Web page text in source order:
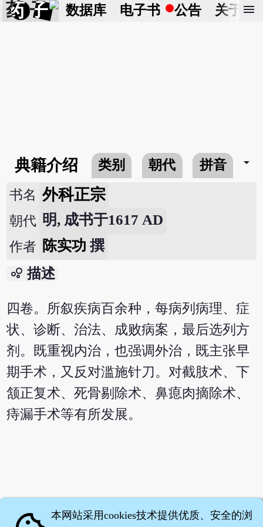
药 子 数据库 电子书 公告 关于 menu
典籍介绍 类别 朝代 拼音 arrow_drop_down
书名 外科正宗
朝代 明, 成书于1617 AD
作者 陈实功 撰
bubble_chart 描述
四卷。所叙疾病百余种，每病列病理、症
状、诊断、治法、成败病案，最后选列方
剂。既重视内治，也强调外治，既主张早
期手术，又反对滥施针刀。对截肢术、下
颔正复术、死骨剔除术、鼻瘜肉摘除术、
痔漏手术等有所发展。
本网站采用cookies技术提供优质、安全的浏